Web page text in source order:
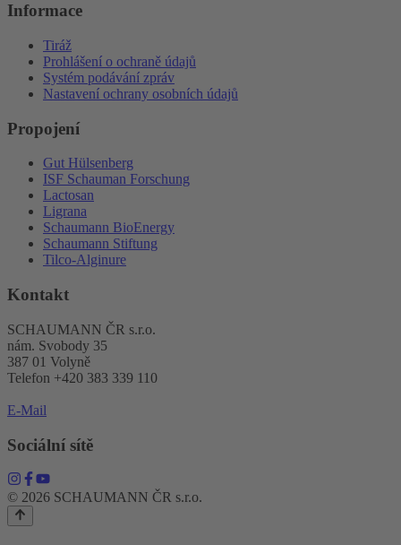
Informace
Tiráž
Prohlášení o ochraně údajů
Systém podávání zpráv
Nastavení ochrany osobních údajů
Propojení
Gut Hülsenberg
ISF Schauman Forschung
Lactosan
Ligrana
Schaumann BioEnergy
Schaumann Stiftung
Tilco-Alginure
Kontakt
SCHAUMANN ČR s.r.o.
nám. Svobody 35
387 01 Volyně
Telefon +420 383 339 110
E-Mail
Sociální sítě
© 2026 SCHAUMANN ČR s.r.o.